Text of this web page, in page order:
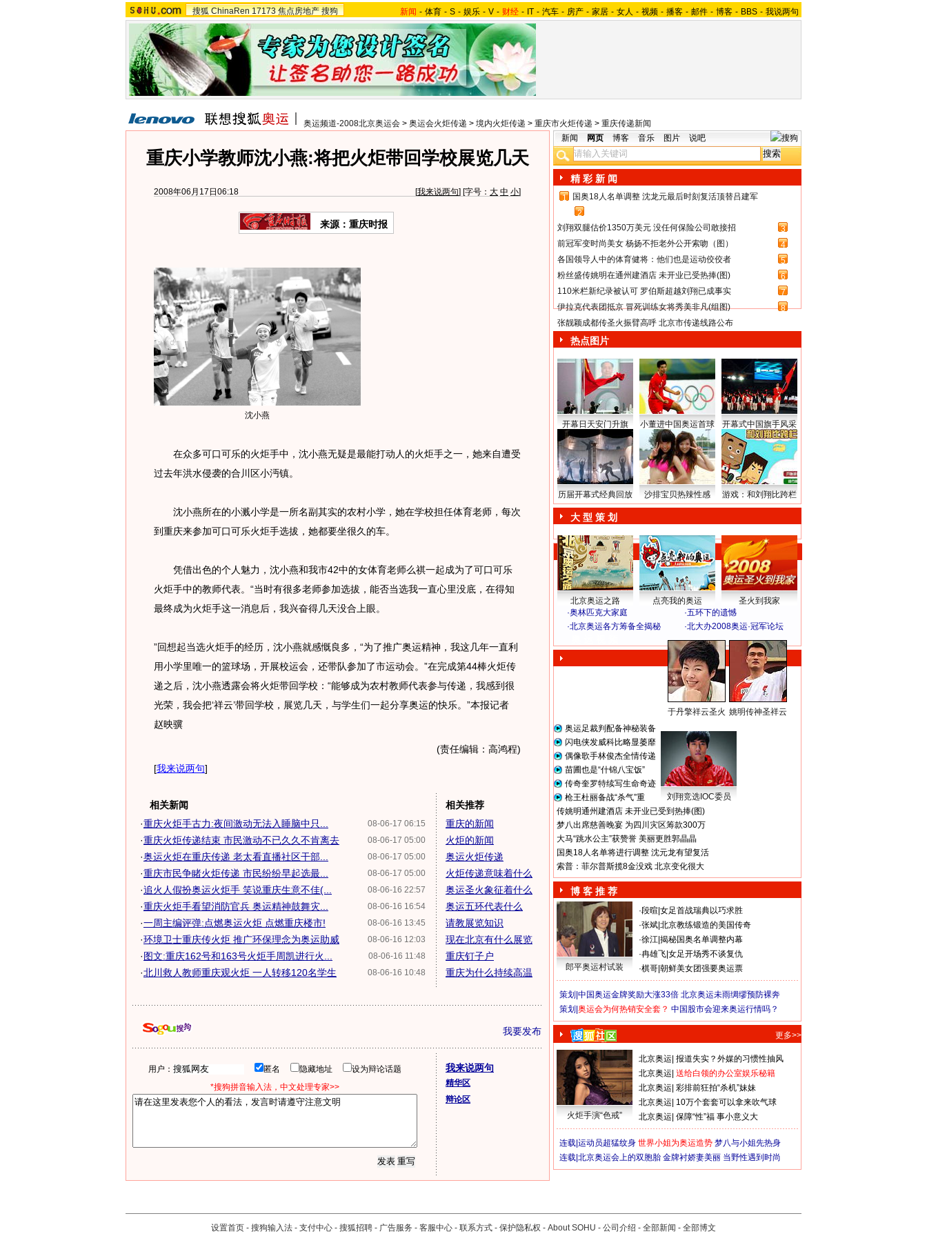
搜狐 ChinaRen 17173 焦点房地产 搜狗 新闻 - 体育 - S - 娱乐 - V - 财经 - IT - 汽车 - 房产 - 家居 - 女人 - 视频 - 播客 - 邮件 - 博客 - BBS - 我说两句
奥运频道-2008北京奥运会 > 奥运会火炬传递 > 境内火炬传递 > 重庆市火炬传递 > 重庆传递新闻
重庆小学教师沈小燕:将把火炬带回学校展览几天
2008年06月17日06:18 [我来说两句] [字号： 大 中 小]
来源：重庆时报
沈小燕
在众多可口可乐的火炬手中，沈小燕无疑是最能打动人的火炬手之一，她来自遭受
过去年洪水侵袭的合川区小沔镇。
沈小燕所在的小溅小学是一所名副其实的农村小学，她在学校担任体育老师，每次
到重庆来参加可口可乐火炬手选拔，她都要坐很久的车。
凭借出色的个人魅力，沈小燕和我市42中的女体育老师么祺一起成为了可口可乐
火炬手中的教师代表。“当时有很多老师参加选拔，能否当选我一直心里没底，在得知
最终成为火炬手这一消息后，我兴奋得几天没合上眼。
”回想起当选火炬手的经历，沈小燕就感慨良多，“为了推广奥运精神，我这几年一直利
用小学里唯一的篮球场，开展校运会，还带队参加了市运动会。”在完成第44棒火炬传
递之后，沈小燕透露会将火炬带回学校：“能够成为农村教师代表参与传递，我感到很
光荣，我会把‘祥云’带回学校，展览几天，与学生们一起分享奥运的快乐。”本报记者
赵映骥
(责任编辑：高鸿程)
[我来说两句]
相关新闻
08-06-17 06:15
·重庆火炬手古力:夜间激动无法入睡脑中只...
08-06-17 05:00
·重庆火炬传递结束 市民激动不已久久不肯离去
08-06-17 05:00
·奥运火炬在重庆传递 老太看直播社区干部...
08-06-17 05:00
·重庆市民争睹火炬传递 市民纷纷早起选最...
08-06-16 22:57
·追火人假扮奥运火炬手 笑说重庆生意不佳(...
08-06-16 16:54
·重庆火炬手看望消防官兵 奥运精神鼓舞灾...
08-06-16 13:45
·一周主编评弹:点燃奥运火炬 点燃重庆楼市!
08-06-16 12:03
·环境卫士重庆传火炬 推广环保理念为奥运助威
08-06-16 11:48
·图文:重庆162号和163号火炬手周凯进行火...
08-06-16 10:48
·北川救人教师重庆观火炬 一人转移120名学生
相关推荐
重庆的新闻
火炬的新闻
奥运火炬传递
火炬传递意味着什么
奥运圣火象征着什么
奥运五环代表什么
请教展览知识
现在北京有什么展览
重庆钉子户
重庆为什么持续高温
我要发布
用户： 匿名 隐藏地址
设为辩论话题
*搜狗拼音输入法，中文处理专家>>
我来说两句
精华区
辩论区
新闻 网页 博客 音乐 图片 说吧
精 彩 新 闻
1
国奥18人名单调整 沈龙元最后时刻复活顶替吕建军
2
刘翔双腿估价1350万美元 没任何保险公司敢接招
3
前冠军变时尚美女 杨扬不拒老外公开索吻（图）
4
各国领导人中的体育健将：他们也是运动佼佼者
5
粉丝盛传姚明在通州建酒店 未开业已受热捧(图)
6
110米栏新纪录被认可 罗伯斯超越刘翔已成事实
7
伊拉克代表团抵京 冒死训练女将秀美非凡(组图)
8
张靓颖成都传圣火振臂高呼 北京市传递线路公布
热点图片
开幕日天安门升旗 小董进中国奥运首球 开幕式中国旗手风采
历届开幕式经典回放 沙排宝贝热辣性感 游戏：和刘翔比跨栏
大 型 策 划
北京奥运之路 点亮我的奥运
圣火到我家
·奥林匹克大家庭 ·五环下的遗憾
·北京奥运各方筹备全揭秘 ·北大办2008奥运·冠军论坛
于丹擎祥云圣火 姚明传神圣祥云
奥运足裁判配备神秘装备
闪电侠发威科比略显萎靡
偶像歌手林俊杰全情传递
苗圃也是“什锦八宝饭”
传奇奎罗特续写生命奇迹
枪王杜丽备战“杀气”重
刘翔竞选IOC委员
传姚明通州建酒店 未开业已受到热捧(图)
梦八出席慈善晚宴 为四川灾区筹款300万
大马“跳水公主”获赞誉 美丽更胜郭晶晶
国奥18人名单将进行调整 沈元龙有望复活
索普：菲尔普斯揽8金没戏 北京变化很大
博 客 推 荐
郎平奥运村试装
·段暄 女足首战瑞典以巧求胜
·张斌 北京教练锻造的美国传奇
·徐江 揭秘国奥名单调整内幕
·冉雄飞 女足开场秀不谈复仇
·棋哥 朝鲜美女团强要奥运票
策划| 中国奥运金牌奖励大涨33倍 北京奥运未雨绸缪预防裸奔
策划| 奥运会为何热销安全套？ 中国股市会迎来奥运行情吗？
更多>>
火炬手演“色戒”
北京奥运 报道失实？外媒的习惯性抽风
北京奥运 送给白领的办公室娱乐秘籍
北京奥运 彩排前狂拍“杀机”妹妹
北京奥运 10万个套套可以拿来吹气球
北京奥运 保障“性”福 事小意义大
连载| 运动员超猛纹身 世界小姐为奥运造势 梦八与小姐先热身
连载| 北京奥运会上的双胞胎 金牌衬娇妻美丽 当野性遇到时尚
设置首页 - 搜狗输入法 - 支付中心 - 搜狐招聘 - 广告服务 - 客服中心 - 联系方式 - 保护隐私权 - About SOHU - 公司介绍 - 全部新闻 - 全部博文